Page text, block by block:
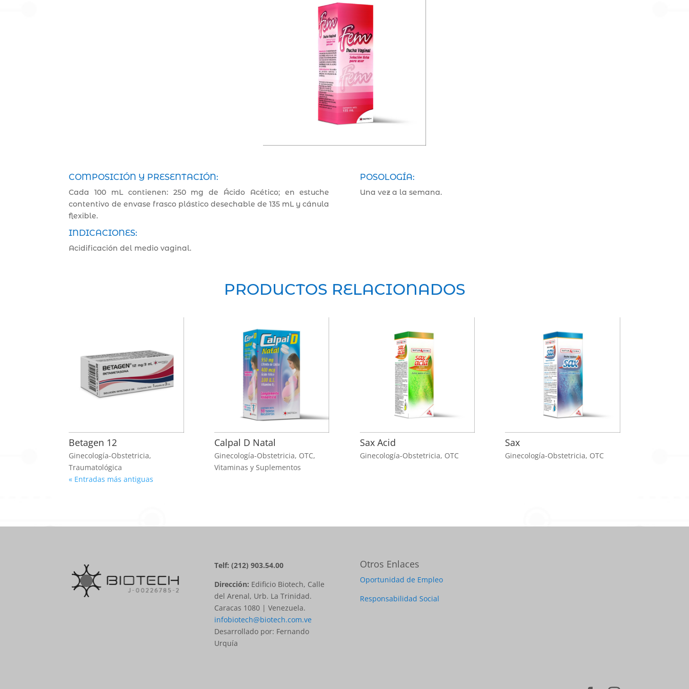
COMPOSICIÓN Y PRESENTACIÓN:
Cada 100 mL contienen: 250 mg de Ácido Acético; en estuche
contentivo de envase frasco plástico desechable de 135 mL y cánula
flexible.
INDICACIONES:
Acidificación del medio vaginal.
POSOLOGÍA:
Una vez a la semana.
PRODUCTOS RELACIONADOS
Betagen 12
Ginecología-Obstetricia,
Traumatológica
Calpal D Natal
Ginecología-Obstetricia, OTC,
Vitaminas y Suplementos
Sax Acid
Ginecología-Obstetricia, OTC
Sax
Ginecología-Obstetricia, OTC
« Entradas más antiguas
Telf: (212) 903.54.00
Dirección: Edificio Biotech, Calle
del Arenal, Urb. La Trinidad.
Caracas 1080 | Venezuela.
infobiotech@biotech.com.ve
Desarrollado por: Fernando
Urquía
Otros Enlaces
Oportunidad de Empleo
Responsabilidad Social